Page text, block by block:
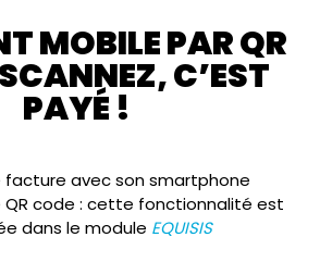
MOBILE PAR QR
C’EST
PAYÉ !
facture avec son smartphone
QR code : cette fonctionnalité est
dans le module EQUISIS